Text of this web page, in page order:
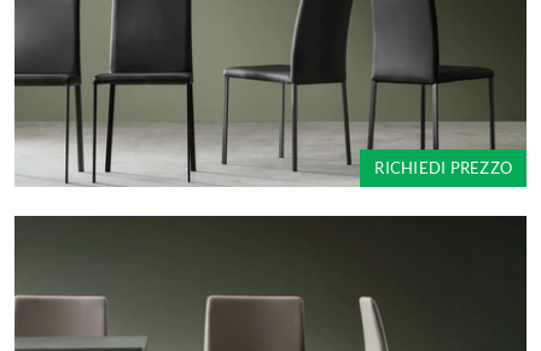
RICHIEDI PREZZO